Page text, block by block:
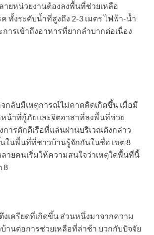
ายหน่วยงานต้องลงพื้นที่ช่วยเหลือ
ทั้งระดับน้ำที่สูงถึง 2-3 เมตร ไฟฟ้า-น้ำ
ารเข้าถึงอาหารที่ยากลำบากต่อเนื่อง
ลับมีเหตุการณ์ไม่คาดคิดเกิดขึ้น เมื่อมี
หน้าที่กู้ภัยและจิตอาสาที่ลงพื้นที่ช่วย
การดักตีเรือที่แล่นผ่านบริเวณดังกล่าว
ในพื้นที่ที่ชาวบ้านรู้จักกันในชื่อ เขต 8
ายคนเริ่มให้ความสนใจว่าเหตุใดพื้นที่นี้
8
เครียดที่เกิดขึ้น ส่วนหนึ่งมาจากความ
านต่อการช่วยเหลือที่ล่าช้า บวกกับปัจจัย